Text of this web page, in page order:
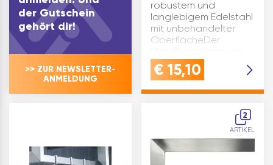
der Gutschein
gehört dir!
>> ZUR NEWSLETTER-
ANMELDUNG
robustem und
langlebigem Edelstahl
mit unbehandelter
OberflächeDer
2in1 Funktion - ideal
als Hosenbügel und
perfekte Ordnung im
€ 15,10
2
ARTIKEL